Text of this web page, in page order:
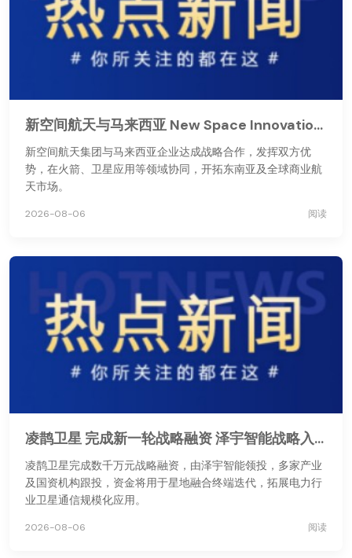
新空间航天与马来西亚 New Space Innovations 达成战略合作
新空间航天集团与马来西亚企业达成战略合作，发挥双方优
势，在火箭、卫星应用等领域协同，开拓东南亚及全球商业航
天市场。
2026-08-06 阅读
凌鹊卫星 完成新一轮战略融资 泽宇智能战略入股助力星地融合通信
凌鹊卫星完成数千万元战略融资，由泽宇智能领投，多家产业
及国资机构跟投，资金将用于星地融合终端迭代，拓展电力行
业卫星通信规模化应用。
2026-08-06 阅读